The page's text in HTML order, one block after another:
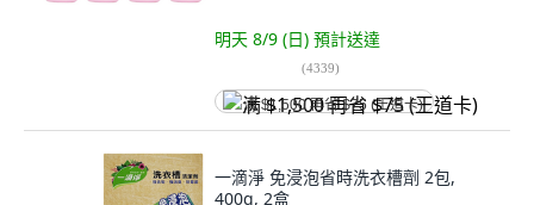
明天 8/9 (日) 預計送達
(4339)
满 $1,500 再省 $75 (王道卡)
一滴淨 免浸泡省時洗衣槽劑 2包,
400g, 2盒